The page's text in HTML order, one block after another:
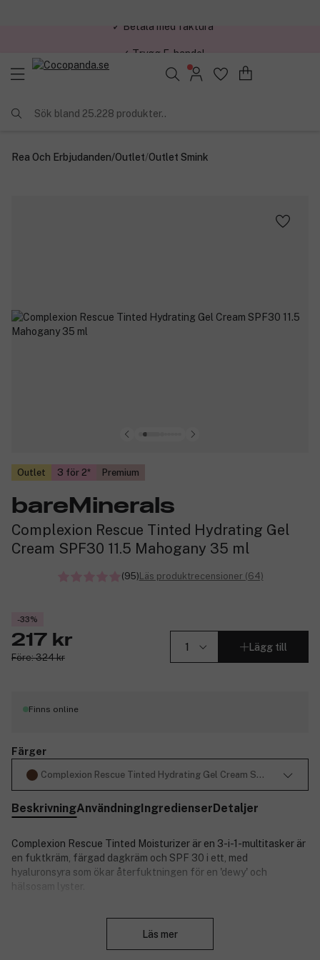
Sök bland 25.228 produkter..
Rea Och Erbjudanden/Outlet/Outlet Smink
Outlet 3 för 2 Premium
bareMinerals
Complexion Rescue Tinted Hydrating Gel
Cream SPF30 11.5 Mahogany 35 ml
(95) Läs produktrecensioner (64)
-33%
217 kr
Före: 324 kr
Lägg till
Finns online
Färger
Complexion Rescue Tinted Hydrating Gel Cream SPF30 11.5
BeskrivningAnvändning Ingredienser Detaljer
Complexion Rescue Tinted Moisturizer är en 3-i-1-multitasker är
en fuktkräm, färgad dagkräm och SPF 30 i ett, med
hyaluronsyra som ökar återfuktningen för en 'dewy' och
hälsosam lyster.
Läs mer